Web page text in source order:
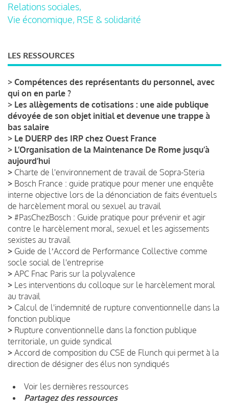
Relations sociales,
Vie économique, RSE & solidarité
LES RESSOURCES
> Compétences des représentants du personnel, avec
qui on en parle ?
> Les allègements de cotisations : une aide publique
dévoyée de son objet initial et devenue une trappe à
bas salaire
> Le DUERP des IRP chez Ouest France
> L’Organisation de la Maintenance De Rome jusqu’à
aujourd’hui
> Charte de l'environnement de travail de Sopra-Steria
> Bosch France : guide pratique pour mener une enquête
interne objective lors de la dénonciation de faits éventuels
de harcèlement moral ou sexuel au travail
> #PasChezBosch : Guide pratique pour prévenir et agir
contre le harcèlement moral, sexuel et les agissements
sexistes au travail
> Guide de lʼAccord de Performance Collective comme
socle social de l'entreprise
> APC Fnac Paris sur la polyvalence
> Les interventions du colloque sur le harcèlement moral
au travail
> Calcul de l'indemnité de rupture conventionnelle dans la
fonction publique
> Rupture conventionnelle dans la fonction publique
territoriale, un guide syndical
> Accord de composition du CSE de Flunch qui permet à la
direction de désigner des élus non syndiqués
Voir les dernières ressources
Partagez des ressources